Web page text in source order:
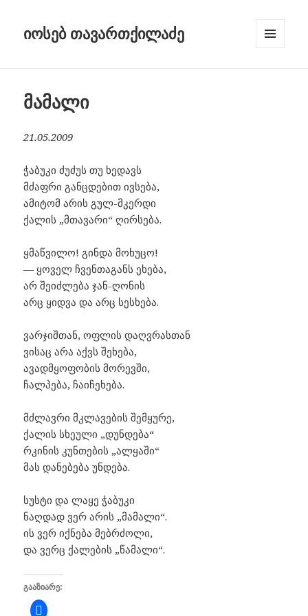
იოსებ თავართქილაძე
მამალი
21.05.2009
ჭაბუკი ძუძუს თუ ხედავს
მძაფრი განცდებით ივსება,
ამიტომ არის გულ-მკერდი
ქალის „მთავარი“ ღირსება.
ყმაწვილო! გინდა მოხუცო!
― ყოველ ჩვენთაგანს ეხება,
არ შეიძლება ჯან-ღონის
არც ყიდვა და არც სესხება.
ვარჯიშთან, ოფლის დაღვრასთან
ვისაც არა აქვს შეხება,
ავადმყოფობის მორევში,
ჩალპება, ჩაიჩეხება.
მძლავრი მკლავების შემყურე,
ქალის სხეული „დუნდება“
რკინის კუნთების „ალყაში“
მას დანებება უნდება.
სუსტი და ლაყე ჭაბუკი
ნაღდად ვერ არის „მამალი“.
ის ვერ იქნება მებრძოლი,
და ვერც ქალების „წამალი“.
ᲒᲐᲐᲖᲘᲐᲠᲔ:
C